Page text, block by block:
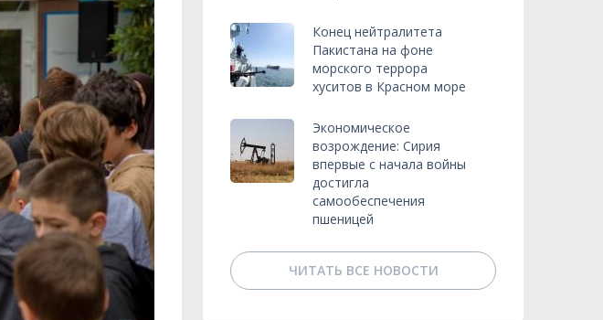
Конец нейтралитета
Пакистана на фоне
морского террора
хуситов в Красном море
Экономическое
возрождение: Сирия
впервые с начала войны
достигла
самообеспечения
пшеницей
ЧИТАТЬ ВСЕ НОВОСТИ